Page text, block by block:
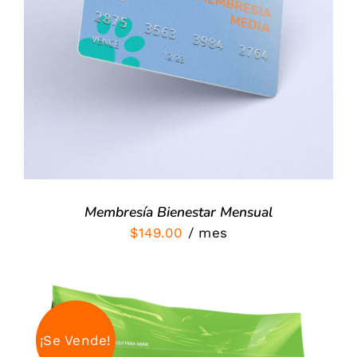
SIGN UP NOW
DETALLES
Membresía Bienestar Mensual
$149.00 / mes
¡Se Vende!